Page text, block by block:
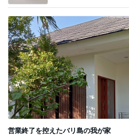
営業終了を控えたバリ島の我が家